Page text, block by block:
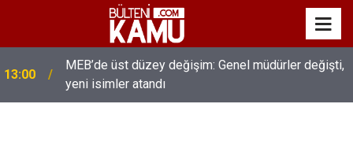
13:00
MEB’de üst düzey değişim: Genel müdürler değişti,
yeni isimler atandı